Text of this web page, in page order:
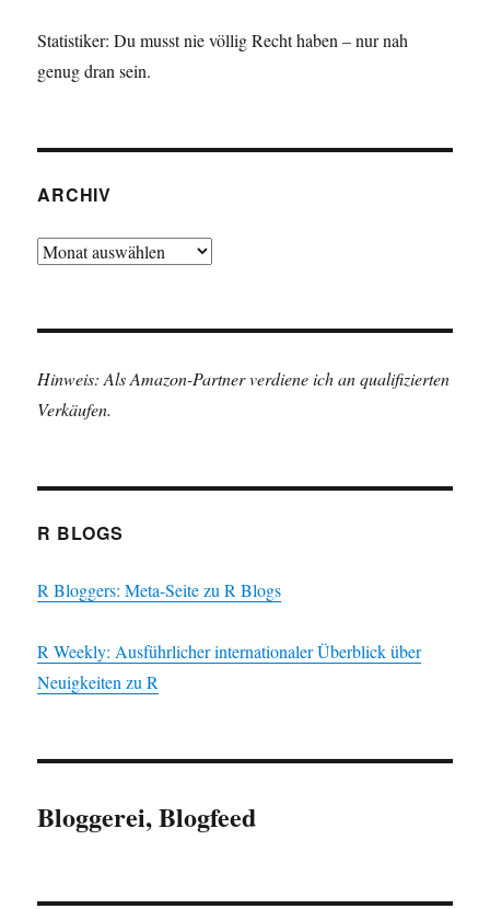
Statistiker: Du musst nie völlig Recht haben – nur nah
genug dran sein.
ARCHIV
Archiv
Hinweis: Als Amazon-Partner verdiene ich an qualifizierten
Verkäufen.
R BLOGS
R Bloggers: Meta-Seite zu R Blogs
R Weekly: Ausführlicher internationaler Überblick über
Neuigkeiten zu R
Bloggerei, Blogfeed